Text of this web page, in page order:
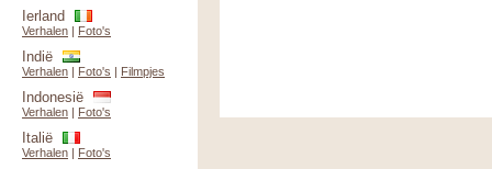
Ierland
Verhalen | Foto's
Indië
Verhalen | Foto's | Filmpjes
Indonesië
Verhalen | Foto's
Italië
Verhalen | Foto's